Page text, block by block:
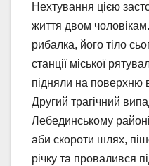
Нехтування цією
життя двом
рибалка, його тіло
станції міської
підняли на поверхню
Другий трагічний
Лебединському
аби скороти шлях,
річку та провалився